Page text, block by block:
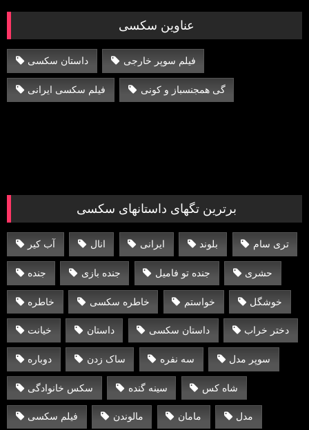
عناوین سکسی
داستان سکسی فیلم سوپر خارجی
فیلم سکسی ایرانی گی همجنسباز و کونی
برترین تگهای داستانهای سکسی
آب کیر انال ایرانی بلوند تری سام
جنده جنده بازی جنده تو فامیل حشری
خاطره خاطره سکسی خواستم خوشگل
خیانت داستان داستان سکسی دختر خراب
دوباره ساک زدن سه نفره سوپر مدل
سکس خانوادگی سینه گنده شاه کس
فیلم سکسی مالوندن مامان مدل